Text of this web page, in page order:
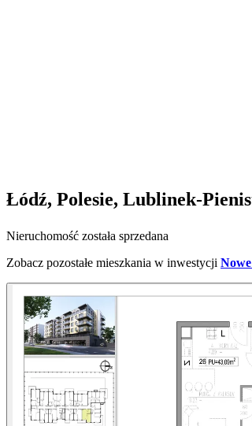
Łódź, Polesie, Lublinek-
Nieruchomość została sprzedana
Zobacz pozostałe mieszkania w inwestycji